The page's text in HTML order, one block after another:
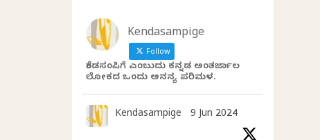
Kendasampige
Follow
ಕೆಂಡಸಂಪಿಗೆ ಎಂಬುದು ಕನ್ನಡ ಅಂತರ್ಜಾಲ
ಲೋಕದ ಒಂದು ಅನನ್ಯ ಪರಿಮಳ.
Kendasampige 9 Jun 2024